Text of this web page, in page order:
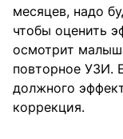
месяцев, надо
чтобы оценить
осмотрит
повторное УЗИ.
должного
коррекция.